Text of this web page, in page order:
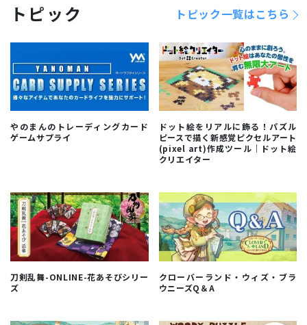
トピック トピック一覧はこちら
やのまんのトレーディングカード
ゲームサプライ
ドット絵をリアルに飾る！パズル
ピースで描く新感覚ピクセルアート
(pixel art)作成ツール｜ドット絵
クリエイター
刀剣乱舞-ONLINE-花あそびシリー
ズ
クローバーランド・ウィズ・ブラ
ウニーズQ＆A